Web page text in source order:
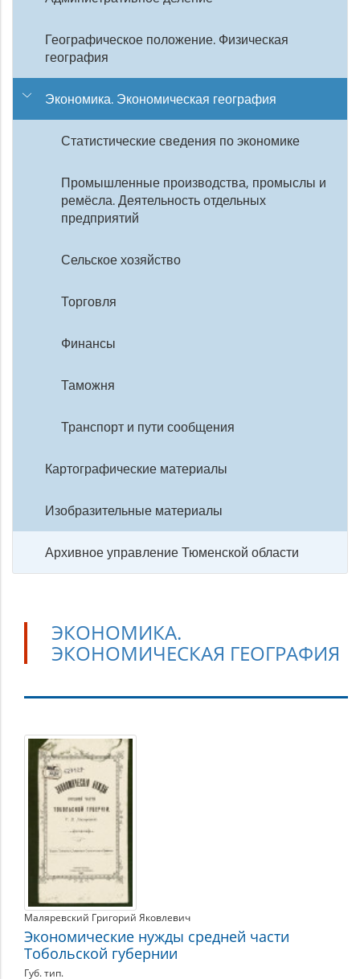
Географическое положение. Физическая
география
Экономика. Экономическая география
Статистические сведения по экономике
Промышленные производства, промыслы и
ремёсла. Деятельность отдельных
предприятий
Сельское хозяйство
Торговля
Финансы
Таможня
Транспорт и пути сообщения
Картографические материалы
Изобразительные материалы
Архивное управление Тюменской области
ЭКОНОМИКА.
ЭКОНОМИЧЕСКАЯ ГЕОГРАФИЯ
Экономика.
Экономическая
география
Маляревский Григорий Яковлевич
Экономические нужды средней части
Тобольской губернии
Губ. тип.